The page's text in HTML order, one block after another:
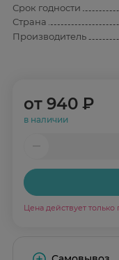
Срок годности
Страна
Производитель
от 940 ₽
в наличии
Цена действует только